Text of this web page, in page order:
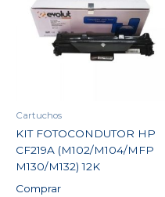
Cartuchos
KIT FOTOCONDUTOR HP
CF219A (M102/M104/MFP
M130/M132) 12K
Comprar